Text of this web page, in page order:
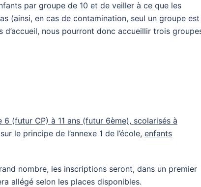
par groupe de 10 et de veiller à ce que les
(ainsi, en cas de contamination, seul un groupe est
nous pourront donc accueillir trois
6 (futur CP) à 11 ans (futur 6ème), scolarisés à
le principe de l’annexe 1 de l’école, enfants
nombre, les inscriptions seront, dans un premier
allégé selon les places disponibles.